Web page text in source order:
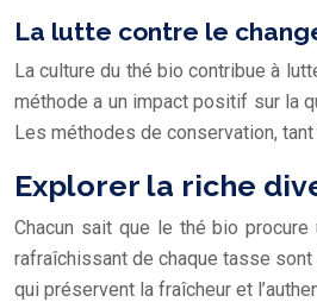
La lutte contre le
La culture du thé bio contribue à
méthode a un impact positif sur la
Les méthodes de conservation,
Explorer la riche
Chacun sait que le thé bio
rafraîchissant de chaque tasse
qui préservent la fraîcheur et